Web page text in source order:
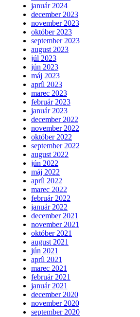
január 2024
december 2023
november 2023
október 2023
september 2023
august 2023
júl 2023
jún 2023
máj 2023
apríl 2023
marec 2023
február 2023
január 2023
december 2022
november 2022
október 2022
september 2022
august 2022
jún 2022
máj 2022
apríl 2022
marec 2022
február 2022
január 2022
december 2021
november 2021
október 2021
august 2021
jún 2021
apríl 2021
marec 2021
február 2021
január 2021
december 2020
november 2020
september 2020